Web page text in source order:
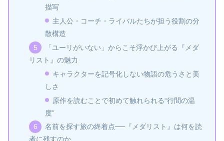
描写
主人公・コーチ・ライバルたちが担う役割の分
散構造
「ユーリがいない」からこそ浮かび上がる『メダ
リスト』の魅力
キャラクターを記号化しない物語の危うさと美
しさ
原作を読むことで初めて触れられる“行間の温
度”
名前を探す旅の終着点──『メダリスト』は何を読
者に残すのか